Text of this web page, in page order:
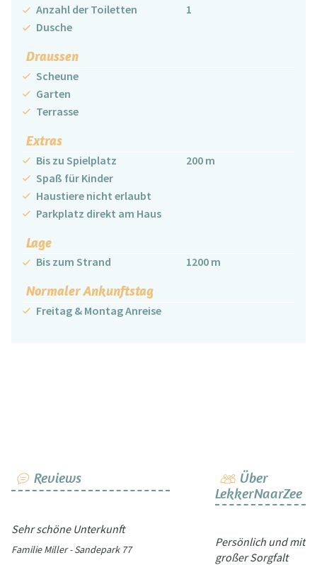
Anzahl der Toiletten
1
Dusche
Draussen
Scheune
Garten
Terrasse
Extras
Bis zu Spielplatz
200 m
Spaß für Kinder
Haustiere nicht erlaubt
Parkplatz direkt am Haus
Lage
Bis zum Strand 1200 m
Normaler Ankunftstag
Freitag & Montag Anreise
Reviews
Sehr schöne Unterkunft
Familie Miller - Sandepark 77
Über
LekkerNaarZee
Persönlich und mit
großer Sorgfalt